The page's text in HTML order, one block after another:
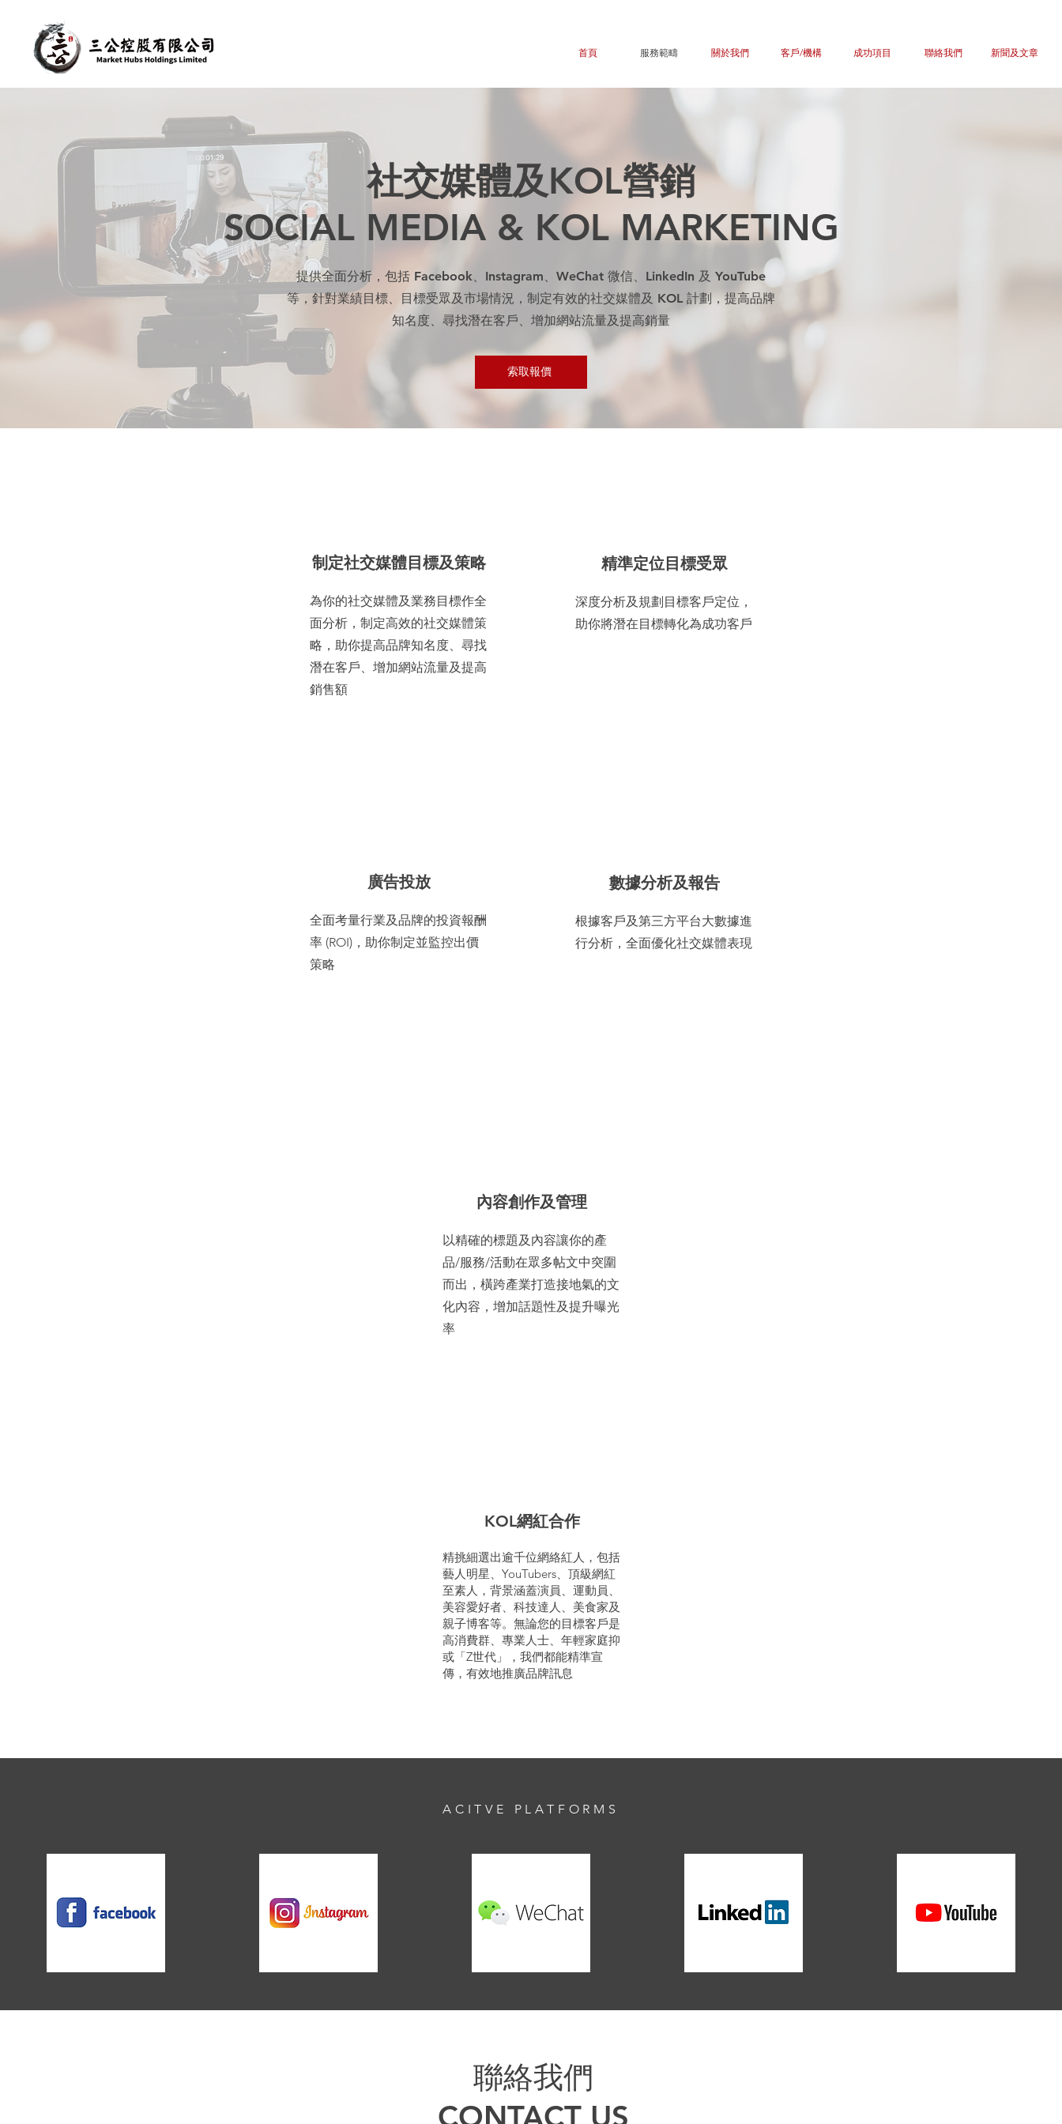
首頁 服務範疇 關於我們 客戶/機構 成功項目 聯絡我們 新聞及文章
社交媒體及KOL營銷
SOCIAL MEDIA & KOL MARKETING
提供全面分析，包括 Facebook、Instagram、WeChat 微信、LinkedIn 及 YouTube
等，針對業績目標、目標受眾及市場情況，制定有效的社交媒體及 KOL 計劃，提高品牌
知名度、尋找潛在客戶、增加網站流量及提高銷量
索取報價
制定社交媒體目標及策略
為你的社交媒體及業務目標作全
面分析，制定高效的社交媒體策
略，助你提高品牌知名度、尋找
潛在客戶、增加網站流量及提高
銷售額
廣告投放
全面考量行業及品牌的投資報酬
率 (ROI)，助你制定並監控出價
策略
精準定位目標受眾
深度分析及規劃目標客戶定位，
助你將潛在目標轉化為成功客戶
數據分析及報告
根據客戶及第三方平台大數據進
行分析，全面優化社交媒體表現
內容創作及管理
以精確的標題及內容讓你的產
品/服務/活動在眾多帖文中突圍
而出，橫跨產業打造接地氣的文
化內容，增加話題性及提升曝光
率
KOL網紅合作
精挑細選出逾千位網絡紅人，包括
藝人明星、YouTubers、頂級網紅
至素人，背景涵蓋演員、運動員、
美容愛好者、科技達人、美食家及
親子博客等。無論您的目標客戶是
高消費群、專業人士、年輕家庭抑
或「Z世代」，我們都能精準宣
傳，有效地推廣品牌訊息
ACITVE PLATFORMS
聯絡我們
CONTACT US